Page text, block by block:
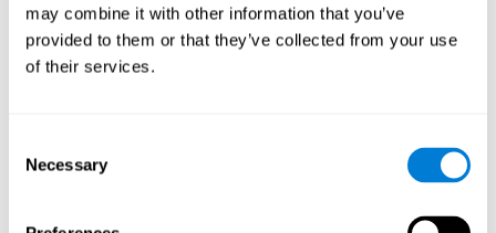
may combine it with other information that you’ve
provided to them or that they’ve collected from your use
of their services.
Selection
Necessary
contacter avec un professionnel qualifié car CogniFit ne fournit
pas ce type de service.
L'utilisation des Services ne doit pas remplacer votre bon
11. Politique de Copyright
ses utilisateurs qu'ils agissent de même. Conformément à sa